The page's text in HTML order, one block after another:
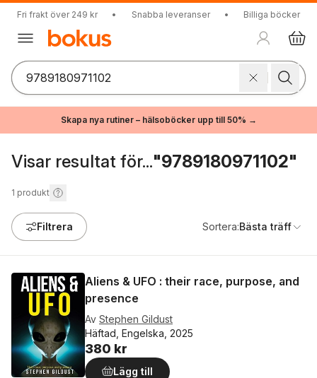
Fri frakt över 249 kr • Snabba leveranser • Billiga böcker
Skapa nya rutiner – hälsoböcker upp till 50% →
Visar resultat för..."9789180971102"
1 produkt
Filtrera Sortera:Bästa träff
Aliens & UFO : their race, purpose, and
presence
Av Stephen Gildust
Häftad, Engelska, 2025
380 kr
Lägg till